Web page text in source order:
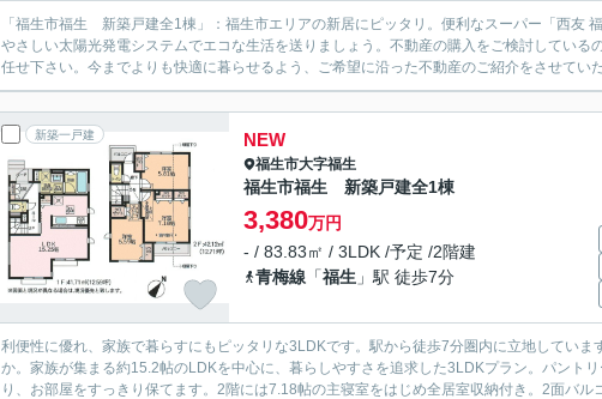
「福生市福生 新築戸建全1棟」：福生市エリアの新居にピッタリ。便利なスーパー「西友
やさしい太陽光発電システムでエコな生活を送りましょう。不動産の購入をご検討している
任せ下さい。今までよりも快適に暮らせるよう、ご希望に沿った不動産のご紹介をさせてい
新築一戸建 NEW
福生市大字福生
福生市福生 新築戸建全1棟
3,380万円
- / 83.83㎡ / 3LDK /予定 /2階建
青梅線 「福生 」駅 徒歩7分
利便性に優れ、家族で暮らすにもピッタリな3LDKです。駅から徒歩7分圏内に立地していま
か。家族が集まる約15.2帖のLDKを中心に、暮らしやすさを追求した3LDKプラン。パント
り、お部屋をすっきり保てます。2階には7.18帖の主寝室をはじめ全居室収納付き。2面バル